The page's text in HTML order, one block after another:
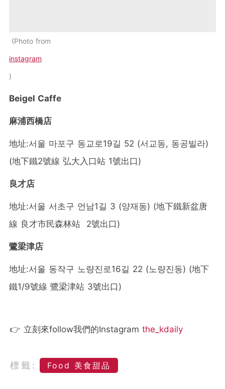
Photo from
instagram
Beigel Caffe
麻浦西橋店
地址:서울 마포구 동교로19길 52 (서교동, 동공빌라)
(地下鐵2號線 弘大入口站 1號出口)
良才店
地址:서울 서초구 언남1길 3 (양재동) (地下鐵新盆唐
線 良才市民森林站 2號出口)
鷺梁津店
地址:서울 동작구 노량진로16길 22 (노량진동) (地下
鐵1/9號線 鷺梁津站 3號出口)
👉 立刻來follow我們的Instagram the_kdaily
標籤: Food 美食甜品